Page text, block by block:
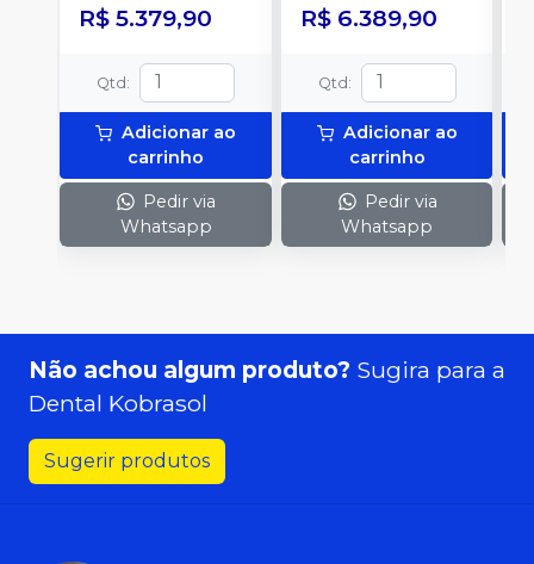
R$ 5.379,90
Qtd :
Adicionar ao
carrinho
Pedir via
Whatsapp
R$ 6.389,90
Qtd :
Adicionar ao
carrinho
Pedir via
Whatsapp
Não achou algum produto? Sugira para a
Dental Kobrasol
Sugerir produtos